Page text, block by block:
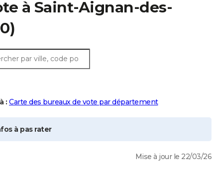
à Saint-Aignan-des-
: Carte des bureaux de vote par département
à pas rater
Mise à jour le 22/03/26